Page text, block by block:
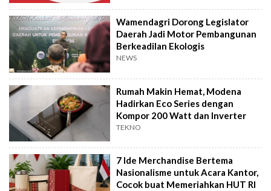
Wamendagri Dorong Legislator
Daerah Jadi Motor Pembangunan
Berkeadilan Ekologis
NEWS
Rumah Makin Hemat, Modena
Hadirkan Eco Series dengan
Kompor 200 Watt dan Inverter
TEKNO
7 Ide Merchandise Bertema
Nasionalisme untuk Acara Kantor,
Cocok buat Memeriahkan HUT RI